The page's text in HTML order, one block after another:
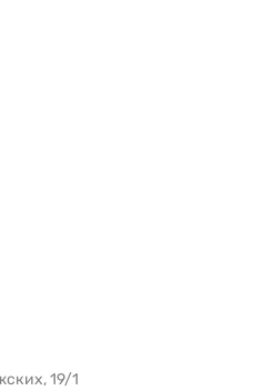
19/1